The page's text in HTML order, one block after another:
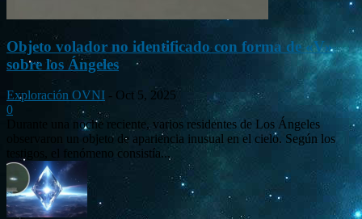
Objeto volador no identificado con forma de «V»
sobre los Ángeles
Exploración OVNI - Oct 5, 2025
0
Durante una noche reciente, varios residentes de Los Ángeles
observaron un objeto de apariencia inusual en el cielo. Según los
testigos, el fenómeno consistía...